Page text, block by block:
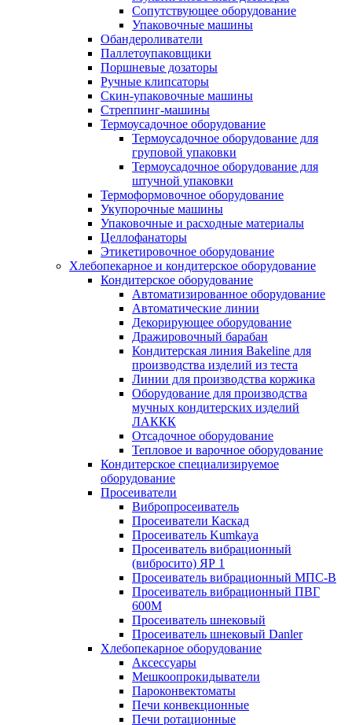
Сопутствующее оборудование
Упаковочные машины
Обандероливатели
Паллетоупаковщики
Поршневые дозаторы
Ручные клипсаторы
Скин-упаковочные машины
Стреппинг-машины
Термоусадочное оборудование
Термоусадочное оборудование для
груповой упаковки
Термоусадочное оборудование для
штучной упаковки
Термоформовочное оборудование
Укупорочные машины
Упаковочные и расходные материалы
Целлофанаторы
Этикетировочное оборудование
Хлебопекарное и кондитерское оборудование
Кондитерское оборудование
Автоматизированное оборудование
Автоматические линии
Декорирующее оборудование
Дражировочный барабан
Кондитерская линия Bakeline для
производства изделий из теста
Линии для производства коржика
Оборудование для производства
мучных кондитерских изделий
ЛАККК
Отсадочное оборудование
Тепловое и варочное оборудование
Кондитерское специализируемое
оборудование
Просеиватели
Вибропросеиватель
Просеиватели Каскад
Просеиватель Kumkaya
Просеиватель вибрационный
(вибросито) ЯР 1
Просеиватель вибрационный МПС-В
Просеиватель вибрационный ПВГ
600М
Просеиватель шнековый
Просеиватель шнековый Danler
Хлебопекарное оборудование
Аксессуары
Мешкоопрокидыватели
Пароконвектоматы
Печи конвекционные
Печи ротационные